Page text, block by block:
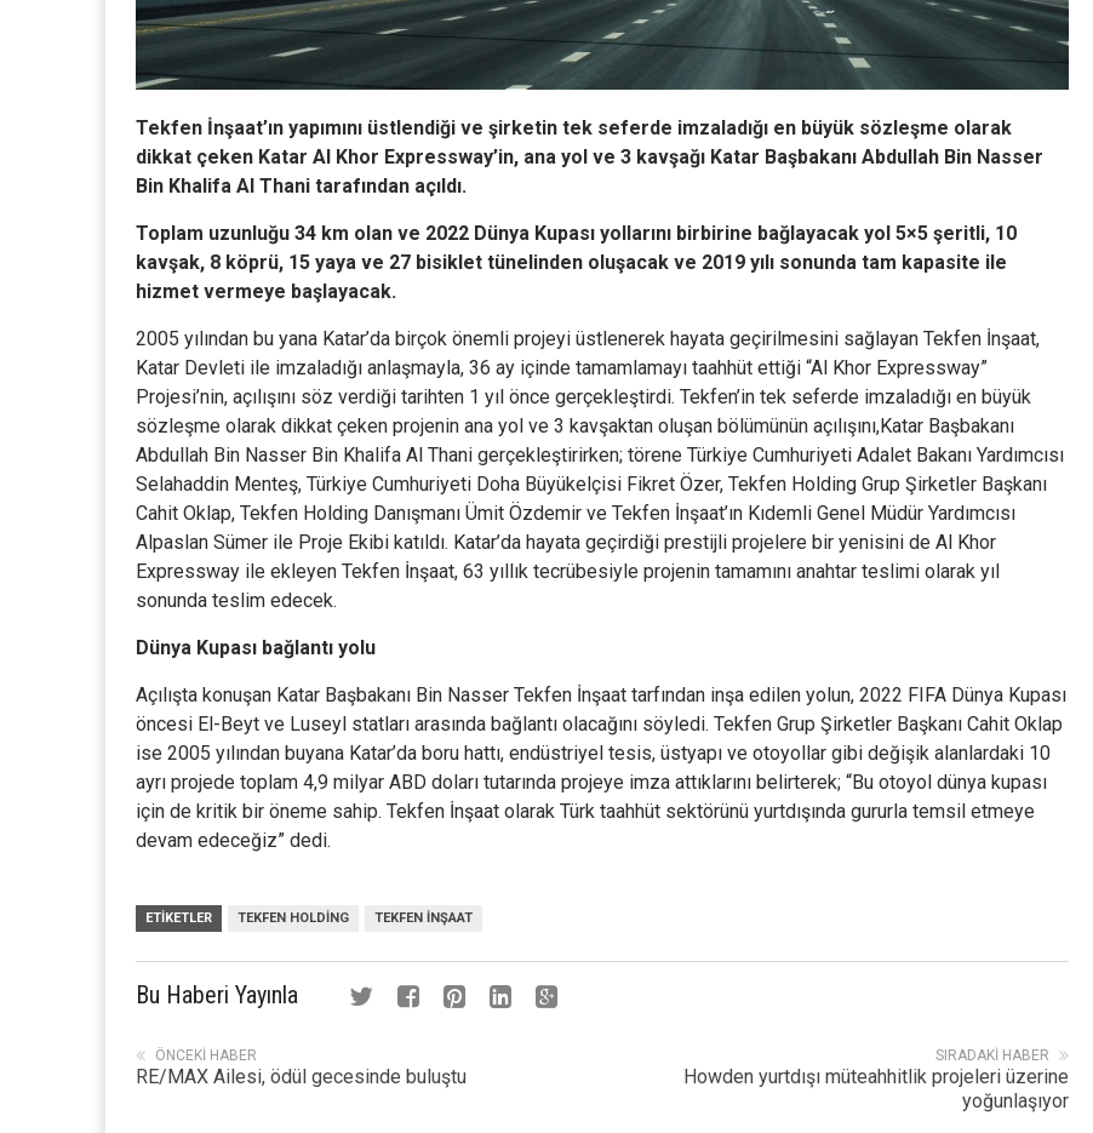
Tekfen İnşaat’ın yapımını üstlendiği ve şirketin tek seferde imzaladığı en büyük sözleşme olarak
dikkat çeken Katar Al Khor Expressway’in, ana yol ve 3 kavşağı Katar Başbakanı Abdullah Bin Nasser
Bin Khalifa Al Thani tarafından açıldı.
Toplam uzunluğu 34 km olan ve 2022 Dünya Kupası yollarını birbirine bağlayacak yol 5×5 şeritli, 10
kavşak, 8 köprü, 15 yaya ve 27 bisiklet tünelinden oluşacak ve 2019 yılı sonunda tam kapasite ile
hizmet vermeye başlayacak.
2005 yılından bu yana Katar’da birçok önemli projeyi üstlenerek hayata geçirilmesini sağlayan Tekfen İnşaat,
Katar Devleti ile imzaladığı anlaşmayla, 36 ay içinde tamamlamayı taahhüt ettiği “Al Khor Expressway”
Projesi’nin, açılışını söz verdiği tarihten 1 yıl önce gerçekleştirdi. Tekfen’in tek seferde imzaladığı en büyük
sözleşme olarak dikkat çeken projenin ana yol ve 3 kavşaktan oluşan bölümünün açılışını,Katar Başbakanı
Abdullah Bin Nasser Bin Khalifa Al Thani gerçekleştirirken; törene Türkiye Cumhuriyeti Adalet Bakanı Yardımcısı
Selahaddin Menteş, Türkiye Cumhuriyeti Doha Büyükelçisi Fikret Özer, Tekfen Holding Grup Şirketler Başkanı
Cahit Oklap, Tekfen Holding Danışmanı Ümit Özdemir ve Tekfen İnşaat’ın Kıdemli Genel Müdür Yardımcısı
Alpaslan Sümer ile Proje Ekibi katıldı. Katar’da hayata geçirdiği prestijli projelere bir yenisini de Al Khor
Expressway ile ekleyen Tekfen İnşaat, 63 yıllık tecrübesiyle projenin tamamını anahtar teslimi olarak yıl
sonunda teslim edecek.
Dünya Kupası bağlantı yolu
Açılışta konuşan Katar Başbakanı Bin Nasser Tekfen İnşaat tarfından inşa edilen yolun, 2022 FIFA Dünya Kupası
öncesi El-Beyt ve Luseyl statları arasında bağlantı olacağını söyledi. Tekfen Grup Şirketler Başkanı Cahit Oklap
ise 2005 yılından buyana Katar’da boru hattı, endüstriyel tesis, üstyapı ve otoyollar gibi değişik alanlardaki 10
ayrı projede toplam 4,9 milyar ABD doları tutarında projeye imza attıklarını belirterek; “Bu otoyol dünya kupası
için de kritik bir öneme sahip. Tekfen İnşaat olarak Türk taahhüt sektörünü yurtdışında gururla temsil etmeye
devam edeceğiz” dedi.
ETIKETLER TEKFEN HOLDING TEKFEN INŞAAT
Bu Haberi Yayınla
SIRADAKI HABER
Howden yurtdışı müteahhitlik projeleri üzerine
yoğunlaşıyor
ÖNCEKI HABER
RE/MAX Ailesi, ödül gecesinde buluştu